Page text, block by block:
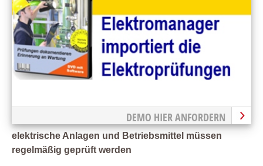
DEMO HIER ANFORDERN
elektrische Anlagen und Betriebsmittel müssen
regelmäßig geprüft werden